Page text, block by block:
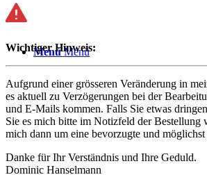
Menü Menü
Wichtiger Hinweis:
Aufgrund einer grösseren Veränderung in
es aktuell zu Verzögerungen bei der
und E-Mails kommen. Falls Sie etwas
Sie es mich bitte im Notizfeld der Bestellung
mich dann um eine bevorzugte und
Danke für Ihr Verständnis und Ihre Geduld.
Dominic Hanselmann